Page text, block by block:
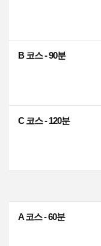
B 코스 - 90분
C 코스 - 120분
A 코스 - 60분